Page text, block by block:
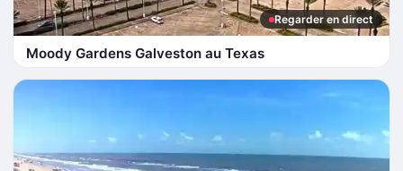
Regarder en direct
Moody Gardens Galveston au Texas